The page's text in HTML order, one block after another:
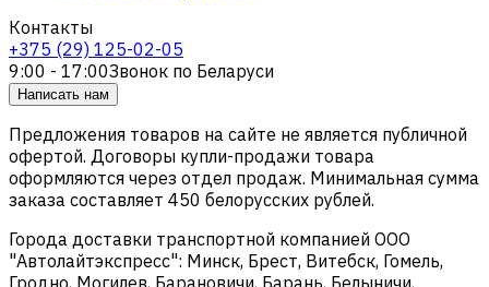
Контакты
+375 (29) 125-02-05
9:00 - 17:00Звонок по Беларуси
Написать нам
Предложения товаров на сайте не является публичной
офертой. Договоры купли-продажи товара
оформляются через отдел продаж. Минимальная сумма
заказа составляет 450 белорусских рублей.
Города доставки транспортной компанией ООО
"Автолайтэкспресс": Минск, Брест, Витебск, Гомель,
Гродно, Могилев, Барановичи, Барань, Белыничи,